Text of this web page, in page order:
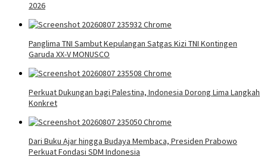
2026
Panglima TNI Sambut Kepulangan Satgas Kizi TNI Kontingen
Garuda XX-V MONUSCO
Perkuat Dukungan bagi Palestina, Indonesia Dorong Lima Langkah
Konkret
Dari Buku Ajar hingga Budaya Membaca, Presiden Prabowo
Perkuat Fondasi SDM Indonesia